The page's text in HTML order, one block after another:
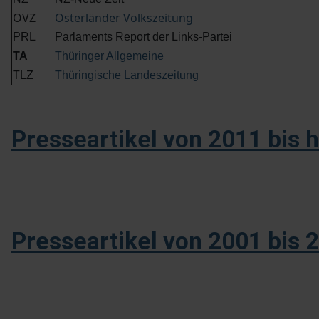
OVZ Osterländer Volkszeitung
PRL Parlaments Report der Links-Partei
TA
Thüringer Allgemeine
TLZ
Thüringische Landeszeitung
Presseartikel von 2011 bis
Presseartikel von 2001 bis